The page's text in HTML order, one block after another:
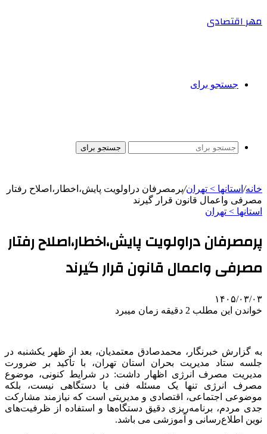
مهر اقتصادی
جستجو برای
جستجو برای
خانه/ استانها > تهران/پرمصرفان دراولویت پایش،اخطار،اصلاح رفتار
مصرفی واعمال قانون قرار گیرند
استانها > تهران
پرمصرفان دراولویت پایش،اخطار،اصلاح رفتار
مصرفی واعمال قانون قرار گیرند
۱۴۰۵/۰۳/۰۳
خواندن این مطلب 2 دقیقه زمان میبرد
به گزارش خبرنگار، محمدصادق معتمدیان، بعد از ظهر یکشنبه در
جلسه ستاد مدیریت بحران استان تهران، با تأکید بر ضرورت
مدیریت مصرف انرژی اظهار داشت: در شرایط کنونی، موضوع
مصرف انرژی تنها یک مسئله فنی یا دستگاهی نیست، بلکه
موضوعی اجتماعی، اقتصادی و مدیریتی است که نیازمند مشارکت
جدی مردم، برنامه‌ریزی دقیق دستگاه‌ها و استفاده از ظرفیت‌های
نوین اطلاع‌رسانی و آموزشی می باشد.